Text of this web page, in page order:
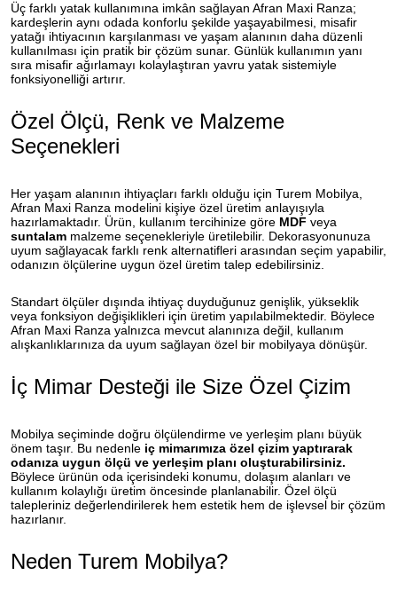
Üç farklı yatak kullanımına imkân sağlayan Afran Maxi Ranza;
kardeşlerin aynı odada konforlu şekilde yaşayabilmesi, misafir
yatağı ihtiyacının karşılanması ve yaşam alanının daha düzenli
kullanılması için pratik bir çözüm sunar. Günlük kullanımın yanı
sıra misafir ağırlamayı kolaylaştıran yavru yatak sistemiyle
fonksiyonelliği artırır.
Özel Ölçü, Renk ve Malzeme
Seçenekleri
Her yaşam alanının ihtiyaçları farklı olduğu için Turem Mobilya,
Afran Maxi Ranza modelini kişiye özel üretim anlayışıyla
hazırlamaktadır. Ürün, kullanım tercihinize göre MDF veya
suntalam malzeme seçenekleriyle üretilebilir. Dekorasyonunuza
uyum sağlayacak farklı renk alternatifleri arasından seçim yapabilir,
odanızın ölçülerine uygun özel üretim talep edebilirsiniz.
Standart ölçüler dışında ihtiyaç duyduğunuz genişlik, yükseklik
veya fonksiyon değişiklikleri için üretim yapılabilmektedir. Böylece
Afran Maxi Ranza yalnızca mevcut alanınıza değil, kullanım
alışkanlıklarınıza da uyum sağlayan özel bir mobilyaya dönüşür.
İç Mimar Desteği ile Size Özel Çizim
Mobilya seçiminde doğru ölçülendirme ve yerleşim planı büyük
önem taşır. Bu nedenle iç mimarımıza özel çizim yaptırarak
odanıza uygun ölçü ve yerleşim planı oluşturabilirsiniz.
Böylece ürünün oda içerisindeki konumu, dolaşım alanları ve
kullanım kolaylığı üretim öncesinde planlanabilir. Özel ölçü
talepleriniz değerlendirilerek hem estetik hem de işlevsel bir çözüm
hazırlanır.
Neden Turem Mobilya?